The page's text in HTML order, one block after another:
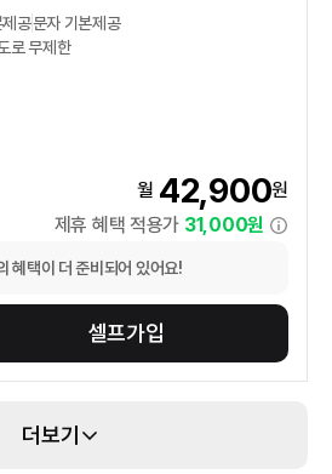
제공문자 기본제공
로 무제한
월 42,900원
제휴 혜택 적용가 31,000원
혜택이 더 준비되어 있어요!
셀프가입
더보기